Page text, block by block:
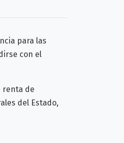
para las
con el
renta de
del Estado,